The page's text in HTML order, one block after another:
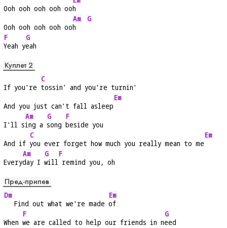
Ooh ooh ooh ooh ooh
Ooh ooh ooh ooh oo
Am
h
G
F
Yeah y
G
eah
Куплет 2
If you're
C
tossin' and you're turnin'
And you just can't fall asleep
Em
I'll s
Am
ing a
G
song
F
beside you
And if
C
you ever forget how much you really mean to me
Em
Every
Am
day I
G
will
F
remind you, oh
Пред-припев
Dm
   Find out what we're made
Em
of
When
F
we are called to help our friends in n
G
eed